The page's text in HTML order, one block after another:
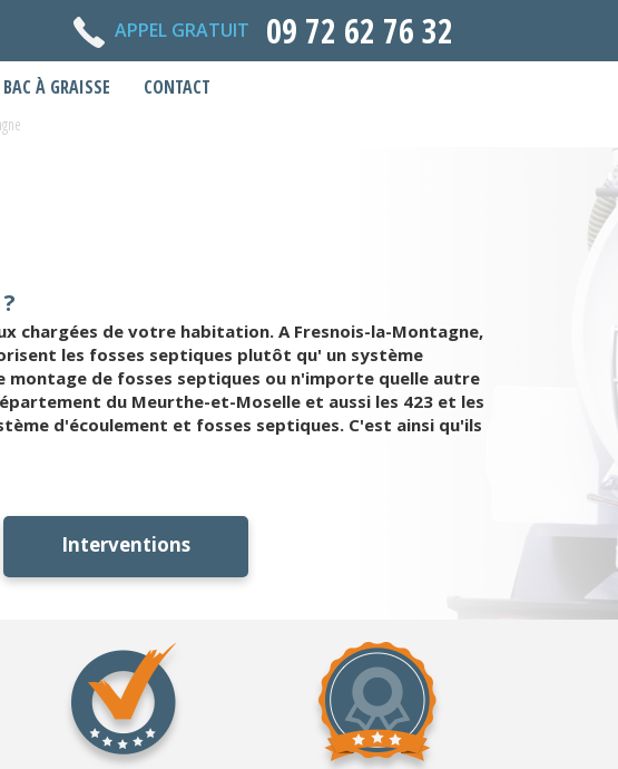
APPEL GRATUIT 09 72 62 76 32
À GRAISSE CONTACT
chargées de votre habitation. A Fresnois-la-Montagne,
les fosses septiques plutôt qu' un système
de fosses septiques ou n'importe quelle autre
du Meurthe-et-Moselle et aussi les 423 et les
d'écoulement et fosses septiques. C'est ainsi qu'ils
Interventions